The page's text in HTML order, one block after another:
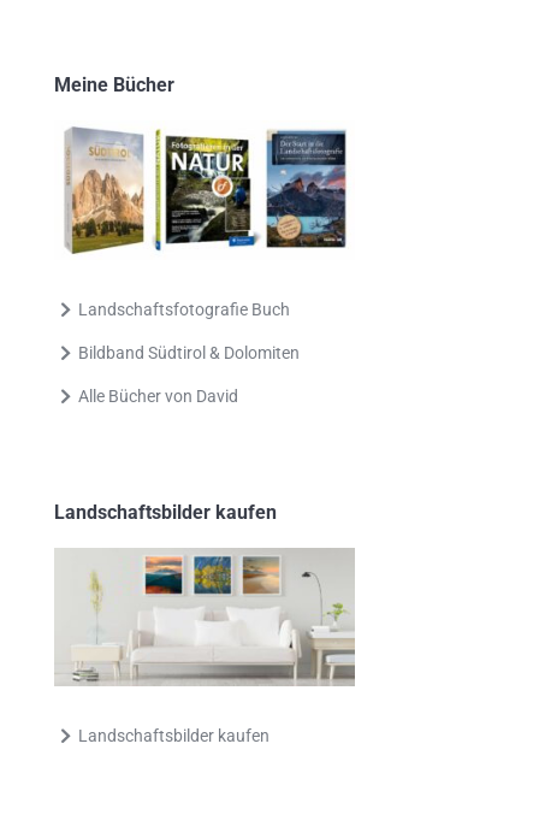
Meine Bücher
Landschaftsfotografie Buch
Bildband Südtirol & Dolomiten
Alle Bücher von David
Landschaftsbilder kaufen
Landschaftsbilder kaufen